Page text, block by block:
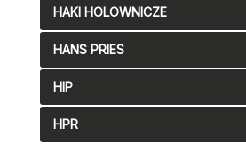
HAKI HOLOWNICZE
HANS PRIES
HIP
HPR